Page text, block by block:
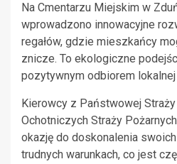
Na Cmentarzu Miejskim w
wprowadzono innowacyjne
regałów, gdzie mieszkańcy
znicze. To ekologiczne
pozytywnym odbiorem lokalnej
Kierowcy z Państwowej
Ochotniczych Straży
okazję do doskonalenia
trudnych warunkach, co jest